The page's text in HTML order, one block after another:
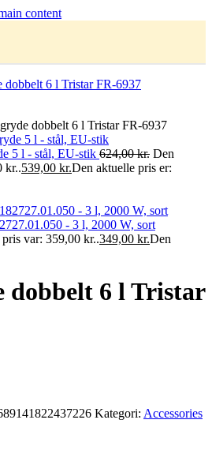
content
dobbelt 6 l Tristar FR-6937
5 l - stål, EU-stik 624,00kr. Den
kr..539,00 kr.Den aktuelle pris er:
- 3 l, 2000 W, sort
var: 359,00 kr..349,00 kr.Den
dobbelt 6 l Tristar
Kategori: Accessories